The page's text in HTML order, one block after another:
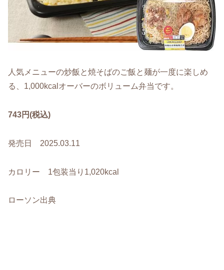
人気メニューの炒飯と焼そばのご飯と麺が一度に楽しめ
る、1,000kcalオーバーのボリューム弁当です。
743円(税込)
発売日 2025.03.11
カロリー 1包装当り1,020kcal
ローソン出典